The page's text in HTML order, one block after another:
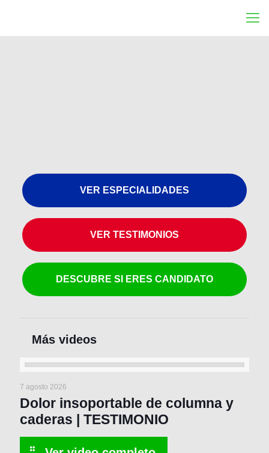
VER ESPECIALIDADES
VER TESTIMONIOS
DESCUBRE SI ERES CANDIDATO
7 agosto 2026
Dolor insoportable de columna y
caderas | TESTIMONIO